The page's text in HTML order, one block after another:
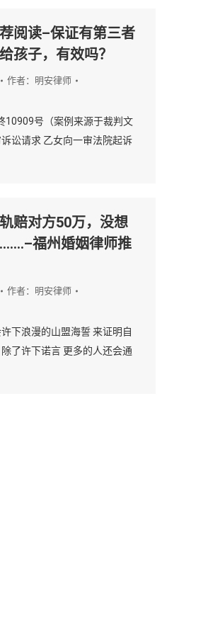
阅读–保证有第三者
孩子，有效吗？
作者： 明安律师
10909号（案例来源于裁判文
讼请求 乙女向一审法院起诉
赔对方50万，没想
福州婚姻律师推
作者： 明安律师
下浪漫的山盟海誓 来证明自
了许下诺言 更多的人还会通